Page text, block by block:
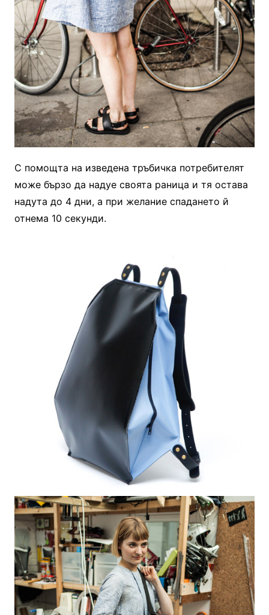
С помощта на изведена тръбичка потребителят
може бързо да надуе своята раница и тя остава
надута до 4 дни, а при желание спадането й
отнема 10 секунди.